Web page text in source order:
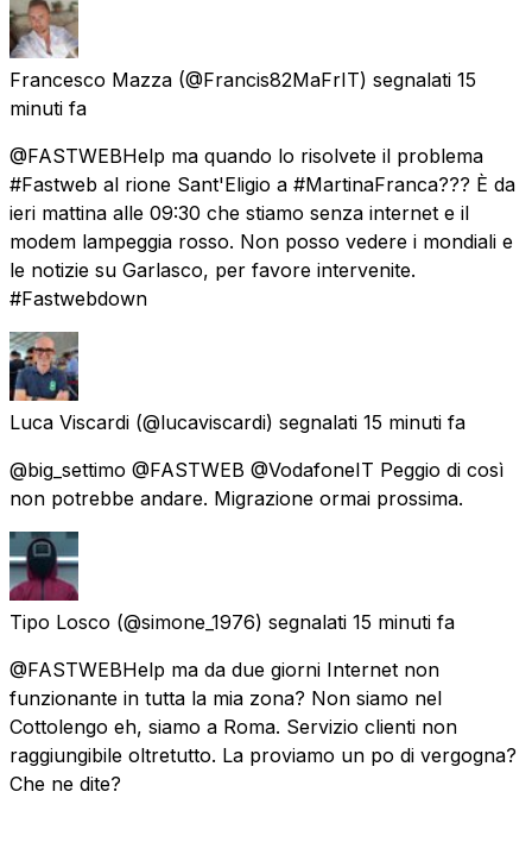
Francesco Mazza (@Francis82MaFrIT) segnalati 15
minuti fa
@FASTWEBHelp ma quando lo risolvete il problema
#Fastweb al rione Sant'Eligio a #MartinaFranca??? È da
ieri mattina alle 09:30 che stiamo senza internet e il
modem lampeggia rosso. Non posso vedere i mondiali e
le notizie su Garlasco, per favore intervenite.
#Fastwebdown
Luca Viscardi (@lucaviscardi) segnalati 15 minuti fa
@big_settimo @FASTWEB @VodafoneIT Peggio di così
non potrebbe andare. Migrazione ormai prossima.
Tipo Losco (@simone_1976) segnalati 15 minuti fa
@FASTWEBHelp ma da due giorni Internet non
funzionante in tutta la mia zona? Non siamo nel
Cottolengo eh, siamo a Roma. Servizio clienti non
raggiungibile oltretutto. La proviamo un po di vergogna?
Che ne dite?